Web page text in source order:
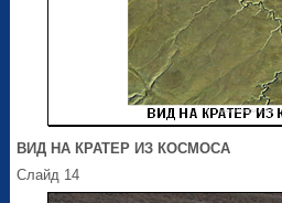
ВИД НА КРАТЕР ИЗ КОСМОСА
Слайд 14